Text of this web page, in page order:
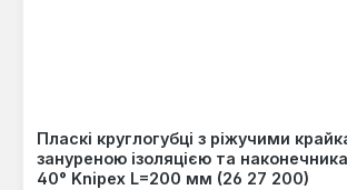
Пласкі круглогубці з ріжучими
зануреною ізоляцією та
40° Knipex L=200 мм (26 27 200)